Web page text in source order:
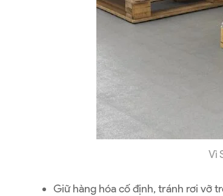
Vì
Giữ hàng hóa cố định, tránh rơi vỡ